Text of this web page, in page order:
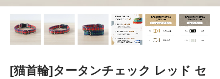
[猫首輪]タータンチェック レッド セ